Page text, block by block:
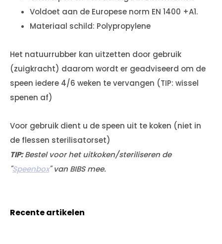
Voldoet aan de Europese norm EN 1400 +A1.
Materiaal schild: Polypropylene
Het natuurrubber kan uitzetten door gebruik
(zuigkracht) daarom wordt er geadviseerd om de
speen iedere 4/6 weken te vervangen (TIP: wissel
spenen af)
Voor gebruik dient u de speen uit te koken (niet in
de flessen sterilisatorset)
TIP:Bestel voor het uitkoken/steriliseren de
"Speenbox" van BIBS mee.
Recente artikelen